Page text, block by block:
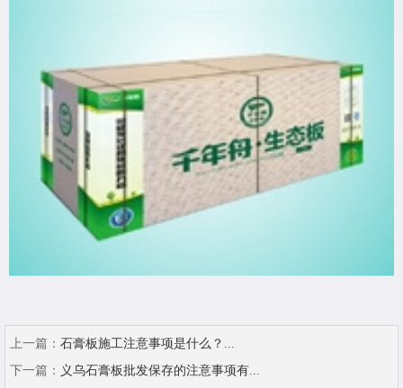
上一篇： 石膏板施工注意事项是什么？...
下一篇： 义乌石膏板批发保存的注意事项有...